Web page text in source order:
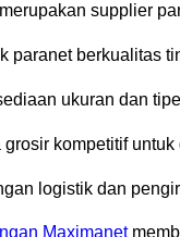
supplier
paranet berkualitas
ukuran dan
grosir kompetitif untuk
logistik dan
Maximanet